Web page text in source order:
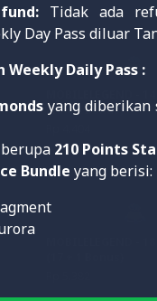
(13 + 1 Bonus)
Tidak ada
Day Pass diluar
Daily Pass :
yang diberikan
210 Points
Bundle yang berisi: